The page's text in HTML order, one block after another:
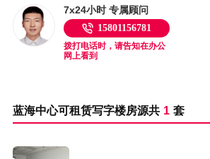
7x24小时 专属顾问
15801156781
拨打电话时，请告知在办公
网上看到
蓝海中心可租赁写字楼房源共 1 套